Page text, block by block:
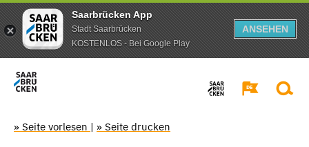
Saarbrücken App
Stadt Saarbrücken
KOSTENLOS - Bei Google Play
ANSEHEN
» Seite vorlesen | » Seite drucken